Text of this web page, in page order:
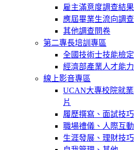
雇主滿意度調查結
應屆畢業生流向調
其他調查問卷
第二專長培訓專區
全國技術士技能檢定
經濟部產業人才能
線上影音專區
UCAN大專校院就
片
履歷撰寫、面試技巧
職場禮儀、人際互動
生涯發展、理財技巧